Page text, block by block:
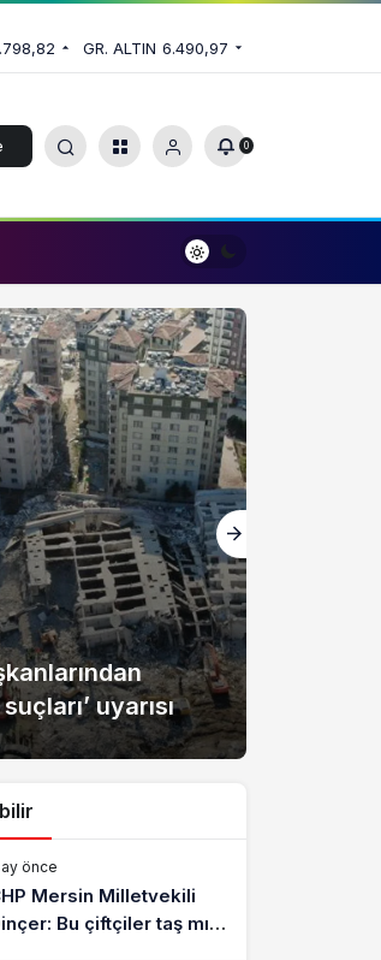
GR. ALTIN 6.490,97
0
uyarısı
önce
Mersin Milletvekili
Bu çiftçiler taş mı